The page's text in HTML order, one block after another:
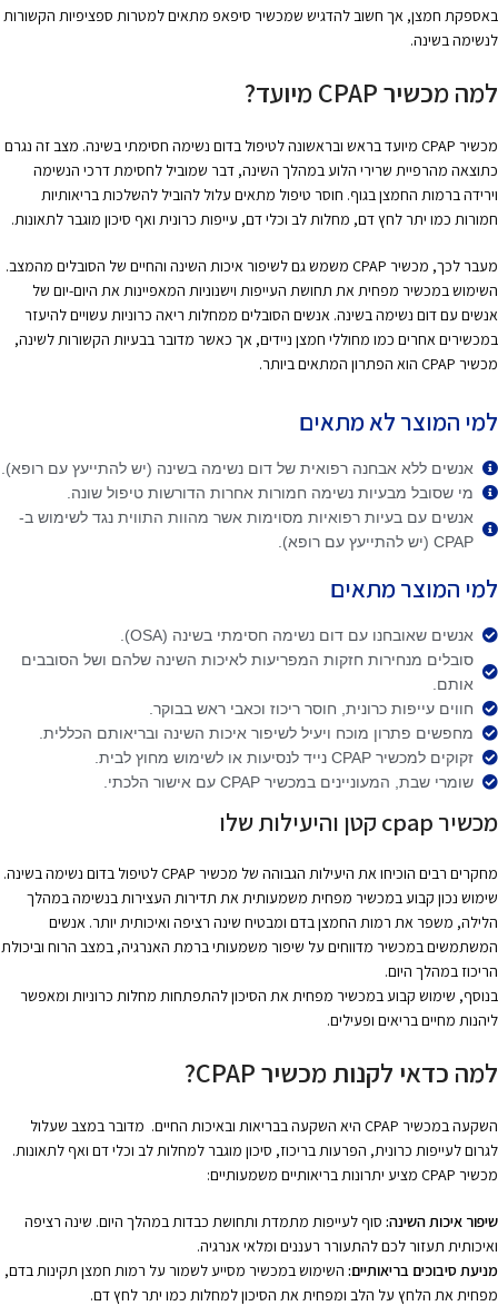
באספקת חמצן, אך חשוב להדגיש שמכשיר סיפאפ מתאים למטרות ספציפיות הקשורות
לנשימה בשינה.
למה מכשיר CPAP מיועד?
מכשיר CPAP מיועד בראש ובראשונה לטיפול בדום נשימה חסימתי בשינה. מצב זה נגרם
כתוצאה מהרפיית שרירי הלוע במהלך השינה, דבר שמוביל לחסימת דרכי הנשימה
וירידה ברמות החמצן בגוף. חוסר טיפול מתאים עלול להוביל להשלכות בריאותיות
חמורות כמו יתר לחץ דם, מחלות לב וכלי דם, עייפות כרונית ואף סיכון מוגבר לתאונות.
מעבר לכך, מכשיר CPAP משמש גם לשיפור איכות השינה והחיים של הסובלים מהמצב.
השימוש במכשיר מפחית את תחושת העייפות וישנוניות המאפיינות את היום-יום של
אנשים עם דום נשימה בשינה. אנשים הסובלים ממחלות ריאה כרוניות עשויים להיעזר
במכשירים אחרים כמו מחוללי חמצן ניידים, אך כאשר מדובר בבעיות הקשורות לשינה,
מכשיר CPAP הוא הפתרון המתאים ביותר.
למי המוצר לא מתאים
אנשים ללא אבחנה רפואית של דום נשימה בשינה (יש להתייעץ עם רופא).
מי שסובל מבעיות נשימה חמורות אחרות הדורשות טיפול שונה.
אנשים עם בעיות רפואיות מסוימות אשר מהוות התווית נגד לשימוש ב-
CPAP (יש להתייעץ עם רופא).
למי המוצר מתאים
אנשים שאובחנו עם דום נשימה חסימתי בשינה (OSA).
סובלים מנחירות חזקות המפריעות לאיכות השינה שלהם ושל הסובבים
אותם.
חווים עייפות כרונית, חוסר ריכוז וכאבי ראש בבוקר.
מחפשים פתרון מוכח ויעיל לשיפור איכות השינה ובריאותם הכללית.
זקוקים למכשיר CPAP נייד לנסיעות או לשימוש מחוץ לבית.
שומרי שבת, המעוניינים במכשיר CPAP עם אישור הלכתי.
מכשיר cpap קטן והיעילות שלו
מחקרים רבים הוכיחו את היעילות הגבוהה של מכשיר CPAP לטיפול בדום נשימה בשינה.
שימוש נכון קבוע במכשיר מפחית משמעותית את תדירות העצירות בנשימה במהלך
הלילה, משפר את רמות החמצן בדם ומבטיח שינה רציפה ואיכותית יותר. אנשים
המשתמשים במכשיר מדווחים על שיפור משמעותי ברמת האנרגיה, במצב הרוח וביכולת
הריכוז במהלך היום.
בנוסף, שימוש קבוע במכשיר מפחית את הסיכון להתפתחות מחלות כרוניות ומאפשר
ליהנות מחיים בריאים ופעילים.
למה כדאי לקנות מכשיר CPAP?
השקעה במכשיר CPAP היא השקעה בבריאות ובאיכות החיים. מדובר במצב שעלול
לגרום לעייפות כרונית, הפרעות בריכוז, סיכון מוגבר למחלות לב וכלי דם ואף לתאונות.
מכשיר CPAP מציע יתרונות בריאותיים משמעותיים:
שיפור איכות השינה: סוף לעייפות מתמדת ותחושת כבדות במהלך היום. שינה רציפה
ואיכותית תעזור לכם להתעורר רעננים ומלאי אנרגיה.
מניעת סיבוכים בריאותיים: השימוש במכשיר מסייע לשמור על רמות חמצן תקינות בדם,
מפחית את הלחץ על הלב ומפחית את הסיכון למחלות כמו יתר לחץ דם.